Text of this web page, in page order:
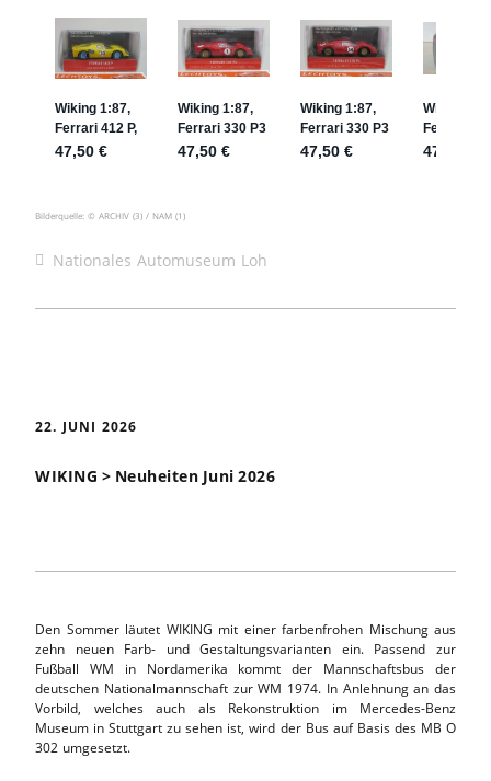
Bilderquelle: © ARCHIV (3) / NAM (1)
Nationales Automuseum Loh
22. JUNI 2026
WIKING > Neuheiten Juni 2026
Den Sommer läutet WIKING mit einer farbenfrohen Mischung aus
zehn neuen Farb- und Gestaltungsvarianten ein. Passend zur
Fußball WM in Nordamerika kommt der Mannschaftsbus der
deutschen Nationalmannschaft zur WM 1974. In Anlehnung an das
Vorbild, welches auch als Rekonstruktion im Mercedes-Benz
Museum in Stuttgart zu sehen ist, wird der Bus auf Basis des MB O
302 umgesetzt.